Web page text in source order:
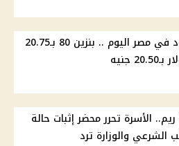
أسعار الوقود في مصر اليوم .. بنزين 80 بـ20.75
جنيه
الـ4% ريم.. الأسرة تحرر محضر إثبات حالة
والوزارة ترد